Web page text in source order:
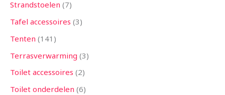
Strandstoelen 7
Tafel accessoires 3
Tenten 141
Terrasverwarming 3
Toilet accessoires 2
Toilet onderdelen 6